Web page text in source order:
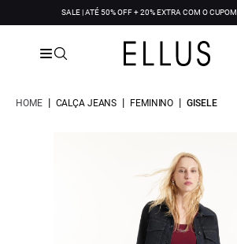
SALE | ATÉ 50% OFF + 20% EXTRA COM O CUPOM
HOME | CALÇA JEANS | FEMININO | GISELE